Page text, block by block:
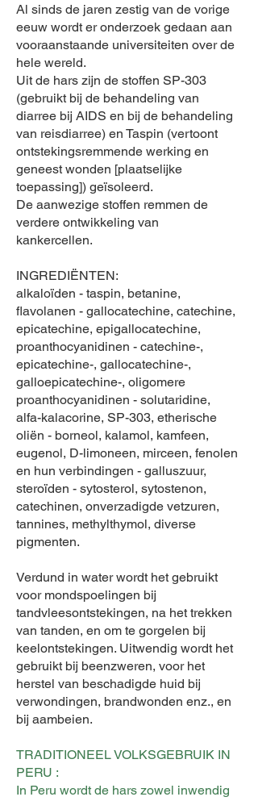
Al sinds de jaren zestig van de vorige
eeuw wordt er onderzoek gedaan aan
vooraanstaande universiteiten over de
hele wereld.
Uit de hars zijn de stoffen SP-303
(gebruikt bij de behandeling van
diarree bij AIDS en bij de behandeling
van reisdiarree) en Taspin (vertoont
ontstekingsremmende werking en
geneest wonden [plaatselijke
toepassing]) geïsoleerd.
De aanwezige stoffen remmen de
verdere ontwikkeling van
kankercellen.
INGREDIËNTEN:
alkaloïden - taspin, betanine,
flavolanen - gallocatechine, catechine,
epicatechine, epigallocatechine,
proanthocyanidinen - catechine-,
epicatechine-, gallocatechine-,
galloepicatechine-, oligomere
proanthocyanidinen - solutaridine,
alfa-kalacorine, SP-303, etherische
oliën - borneol, kalamol, kamfeen,
eugenol, D-limoneen, mirceen, fenolen
en hun verbindingen - galluszuur,
steroïden - sytosterol, sytostenon,
catechinen, onverzadigde vetzuren,
tannines, methylthymol, diverse
pigmenten.
Verdund in water wordt het gebruikt
voor mondspoelingen bij
tandvleesontstekingen, na het trekken
van tanden, en om te gorgelen bij
keelontstekingen. Uitwendig wordt het
gebruikt bij beenzweren, voor het
herstel van beschadigde huid bij
verwondingen, brandwonden enz., en
bij aambeien.
TRADITIONEEL VOLKSGEBRUIK IN
PERU :
In Peru wordt de hars zowel inwendig